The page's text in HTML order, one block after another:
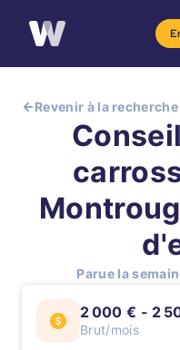
Revenir à la recherche
Parue la
2 000 € - 2
Brut/mois